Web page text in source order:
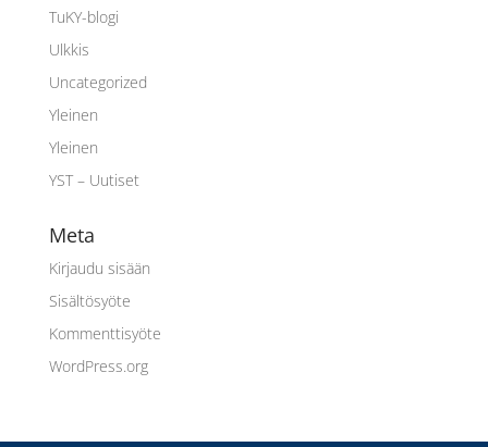
TuKY-blogi
Ulkkis
Uncategorized
Yleinen
Yleinen
YST – Uutiset
Meta
Kirjaudu sisään
Sisältösyöte
Kommenttisyöte
WordPress.org